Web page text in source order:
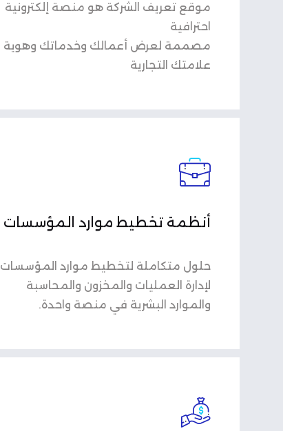
موقع تعريف الشركة هو منصة إلكترونية
احترافية
مصممة لعرض أعمالك وخدماتك وهوية
علامتك التجارية
أنظمة تخطيط موارد المؤسسات
حلول متكاملة لتخطيط موارد المؤسسات
لإدارة العمليات والمخزون والمحاسبة
والموارد البشرية في منصة واحدة.